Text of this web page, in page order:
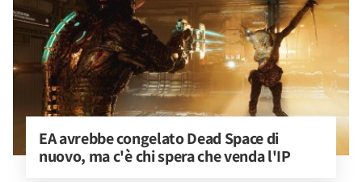
EA avrebbe congelato Dead Space di
nuovo, ma c'è chi spera che venda l'IP